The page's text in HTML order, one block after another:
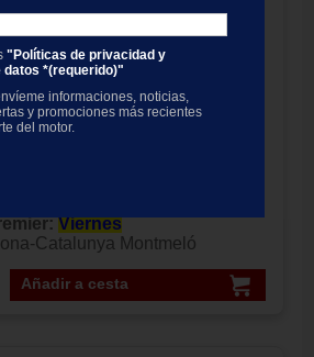
"Políticas de privacidad y
datos *(requerido)"
informaciones, noticias,
y promociones más recientes
del motor.
Viernes
Catalunya Montmeló
Añadir a cesta